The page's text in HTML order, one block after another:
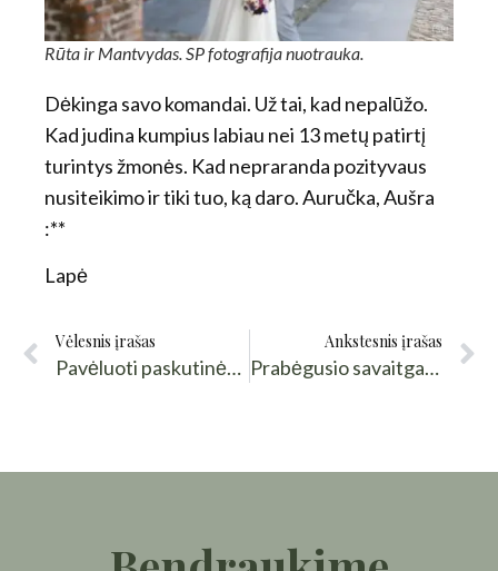
Rūta ir Mantvydas. SP fotografija nuotrauka.
Dėkinga savo komandai. Už tai, kad nepalūžo.
Kad judina kumpius labiau nei 13 metų patirtį
turintys žmonės. Kad nepraranda pozityvaus
nusiteikimo ir tiki tuo, ką daro. Auručka, Aušra
:**
Lapė
Vėlesnis įrašas
Pavėluoti paskutinės pavasario dienos skaitiniai
Ankstesnis įrašas
Prabėgusio savaitgalio gėriai. Paparčiai